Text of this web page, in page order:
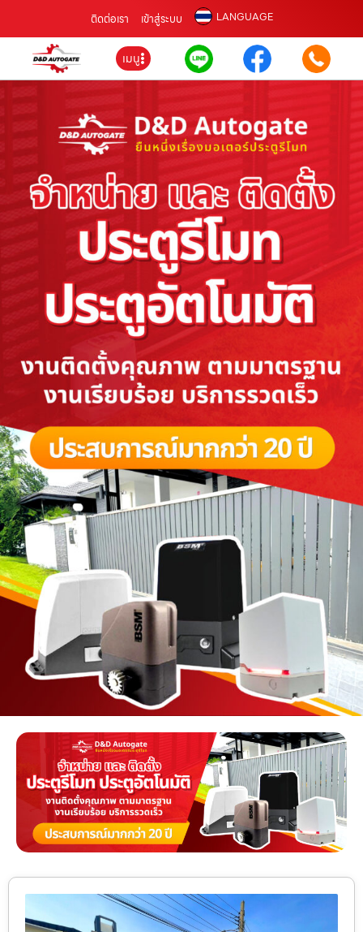
ติดต่อเรา เข้าสู่ระบบ LANGUAGE
เมนู